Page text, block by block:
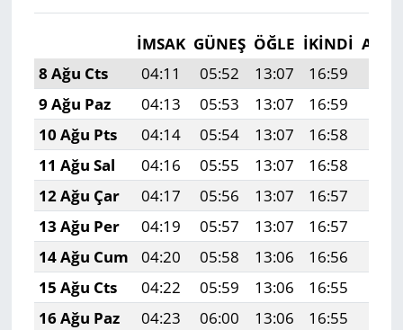
İMSAK GÜNEŞ ÖĞLE İKINDI
8 Ağu Cts
04:11 05:52 13:07 16:59
9 Ağu Paz
04:13 05:53 13:07 16:59
10 Ağu Pts
04:14 05:54 13:07 16:58
11 Ağu Sal
04:16 05:55 13:07 16:58
12 Ağu Çar
04:17 05:56 13:07 16:57
13 Ağu Per
04:19 05:57 13:07 16:57
14 Ağu Cum
04:20 05:58 13:06 16:56
15 Ağu Cts
04:22 05:59 13:06 16:55
16 Ağu Paz
04:23 06:00 13:06 16:55